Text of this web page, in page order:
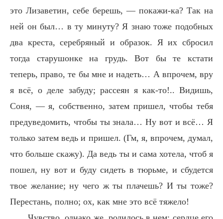
это Лизаветин, себе берешь, — покажи-ка? Так на
ней он был… в ту минуту? Я знаю тоже подобных
два креста, серебряный и образок. Я их сбросил
тогда старушонке на грудь. Вот бы те кстати
теперь, право, те бы мне и надеть… А впрочем, вру
я всё, о деле забуду; рассеян я как-то!.. Видишь,
Соня, — я, собственно, затем пришел, чтобы тебя
предуведомить, чтобы ты знала… Ну вот и всё… Я
только затем ведь и пришел. (Гм, я, впрочем, думал,
что больше скажу). Да ведь ты и сама хотела, чтоб я
пошел, ну вот и буду сидеть в тюрьме, и сбудется
твое желание; ну чего ж ты плачешь? И ты тоже?
Перестань, полно; ох, как мне это всё тяжело!